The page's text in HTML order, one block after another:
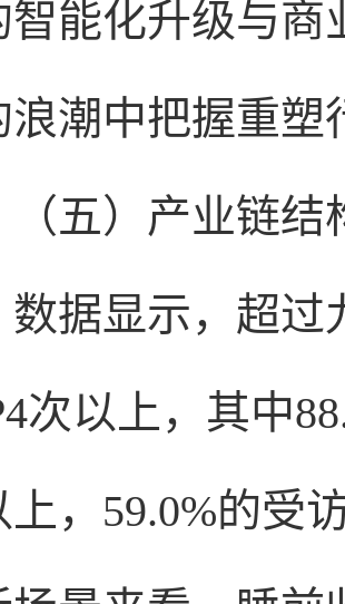
智能化升级与
浪潮中把握重
（五）产业链结
数据显示，超过
次以上，其中
上，59.0%的受